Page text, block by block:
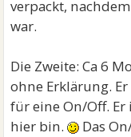
verpackt,
war.
Die Zweite: Ca 6
ohne Erklärung.
für eine On/Off.
hier bin.
Das